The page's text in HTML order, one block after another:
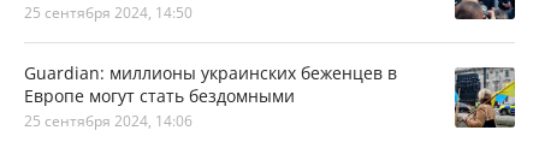
25 сентября 2024, 14:50
Guardian: миллионы украинских беженцев в
Европе могут стать бездомными
25 сентября 2024, 14:06